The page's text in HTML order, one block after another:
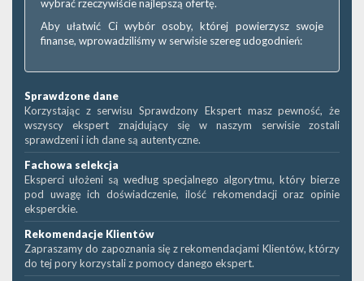
wybrać rzeczywiście najlepszą ofertę.
Aby ułatwić Ci wybór osoby, której powierzysz swoje
finanse, wprowadziliśmy w serwisie szereg udogodnień:
Sprawdzone dane
Korzystając z serwisu Sprawdzony Ekspert masz pewność, że
wszyscy ekspert znajdujący się w naszym serwisie zostali
sprawdzeni i ich dane są autentyczne.
Fachowa selekcja
Eksperci ułożeni są według specjalnego algorytmu, który bierze
pod uwagę ich doświadczenie, ilość rekomendacji oraz opinie
eksperckie.
Rekomendacje Klientów
Zapraszamy do zapoznania się z rekomendacjami Klientów, którzy
do tej pory korzystali z pomocy danego ekspert.